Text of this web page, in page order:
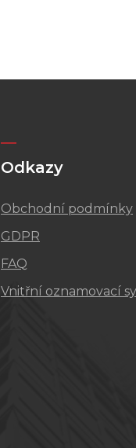
Odkazy
Obchodní podmínky
GDPR
FAQ
Vnitřní oznamovací